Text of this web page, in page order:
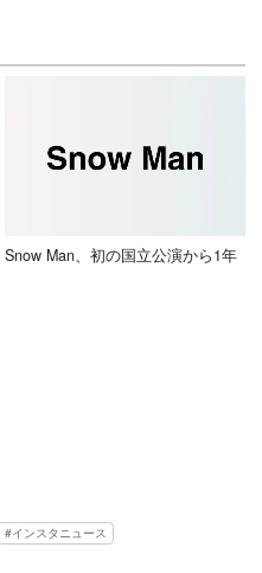
Snow Man、初の国立公演から1年
インスタニュース